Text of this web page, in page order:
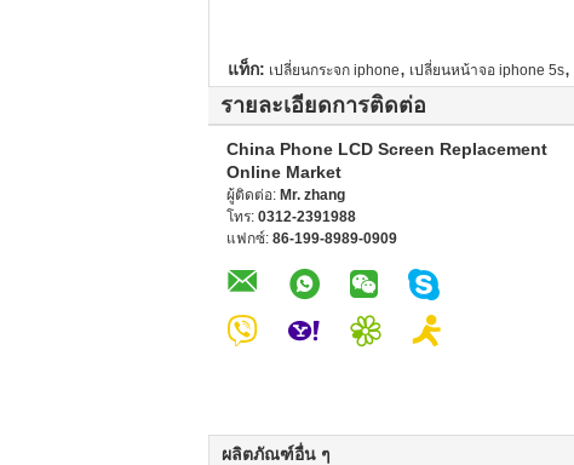
แท็ก: เปลี่ยนกระจก iphone, เปลี่ยนหน้าจอ iphone 5s,
รายละเอียดการติดต่อ
China Phone LCD Screen Replacement
Online Market
ผู้ติดต่อ: Mr. zhang
โทร: 0312-2391988
แฟกซ์: 86-199-8989-0909
ผลิตภัณฑ์อื่น ๆ